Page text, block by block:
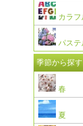
カラフ
パステ
季節から探す
春
夏